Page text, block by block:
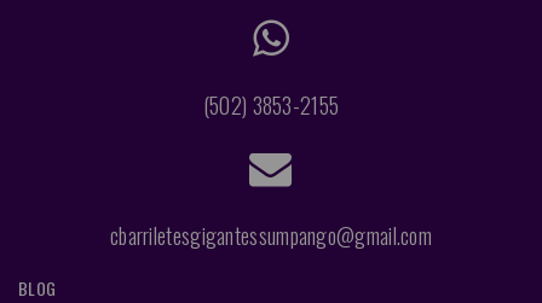
(502) 3853-2155
cbarriletesgigantessumpango@gmail.com
BLOG